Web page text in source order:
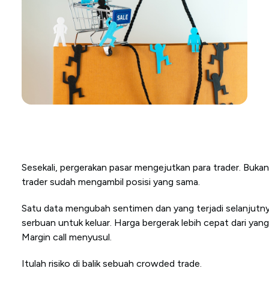
Sesekali, pergerakan pasar mengejutkan para trader.
trader sudah mengambil posisi yang sama.
Satu data mengubah sentimen dan yang terjadi
serbuan untuk keluar. Harga bergerak lebih cepat dari
Margin call menyusul.
Itulah risiko di balik sebuah crowded trade.